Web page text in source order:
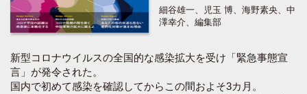
細谷雄一、児玉 博、海野素央、中
澤幸介、編集部
新型コロナウイルスの全国的な感染拡大を受け「緊急事態宣
言」が発令された。
国内で初めて感染を確認してからこの間およそ3カ月。